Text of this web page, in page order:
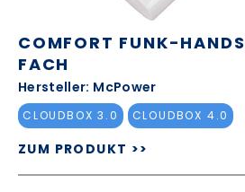
COMFORT FUNK-
FACH
Hersteller: McPower
CLOUDBOX 3.0 CLOUDBOX 4.0
ZUM PRODUKT >>